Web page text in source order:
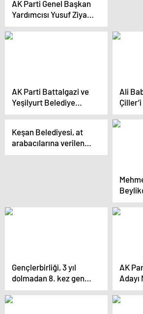
AK Parti Genel Başkan
Yardımcısı Yusuf Ziya
Yılmaz: Muhalefet
İnsanların Hizmetine
AK Parti Battalgazi ve
Yeşilyurt Belediye
Başkan Adayları Seçim
Ediyor
Ali
Keşan Belediyesi, at
arabacılarına verilen
sözleri tutmadı
Gençlerbirliği, 3 yıl
dolmadan 8. kez genel
kurula gidiyor
AK